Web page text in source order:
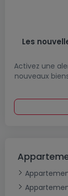
Les
Activez une
nouveaux